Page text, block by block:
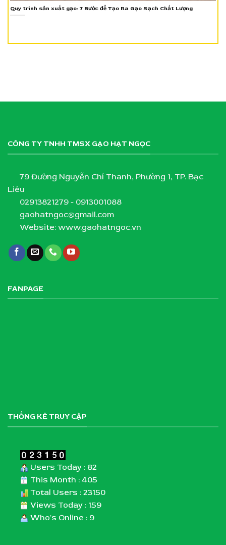
Quy trình sản xuất gạo: 7 Bước để Tạo Ra Gạo Sạch Chất Lượng
CÔNG TY TNHH TMSX GẠO HẠT NGỌC
79 Đường Nguyễn Chí Thanh, Phường 1, TP. Bạc
Liêu
02913821279 - 0913001088
gaohatngoc@gmail.com
Website: www.gaohatngoc.vn
FANPAGE
THỐNG KÊ TRUY CẬP
Users Today : 82
This Month : 405
Total Users : 23150
Views Today : 159
Who's Online : 9